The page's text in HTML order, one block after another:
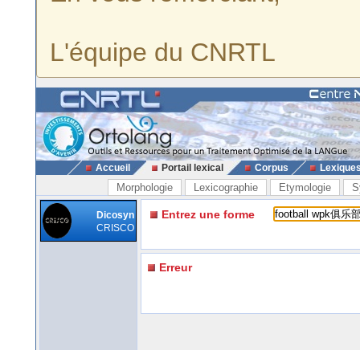
L'équipe du CNRTL
Accueil Portail lexical Corpus
Morphologie Lexicographie Etymologie
Dicosyn
CRISCO
Entrez une forme
Erreur